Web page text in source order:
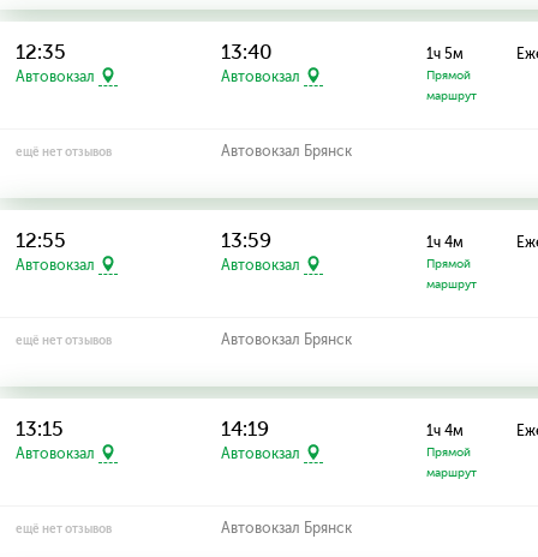
12:35
Автовокзал
13:40
Автовокзал
1ч 5м
Прямой
маршрут
ещё нет отзывов Автовокзал Брянск
12:55
Автовокзал
13:59
Автовокзал
1ч 4м
Прямой
маршрут
ещё нет отзывов Автовокзал Брянск
13:15
Автовокзал
14:19
Автовокзал
1ч 4м
Прямой
маршрут
ещё нет отзывов Автовокзал Брянск